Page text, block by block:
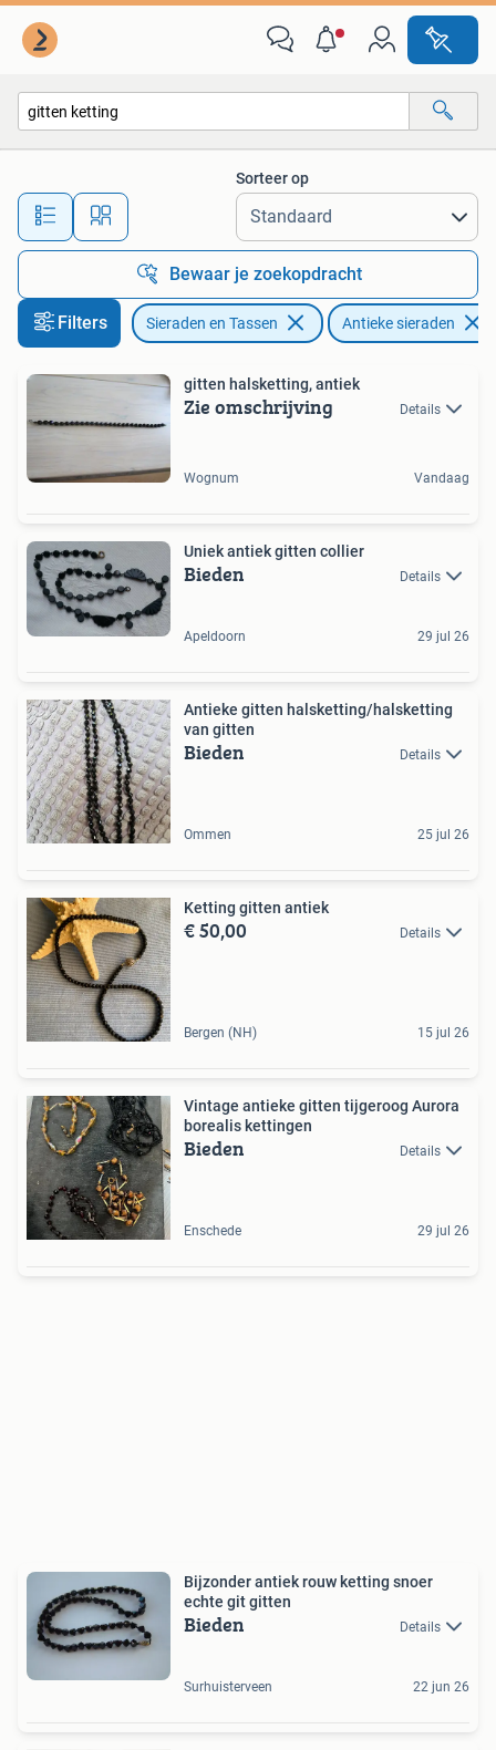
Alle afstanden…
Sorteer op
Bewaar je zoekopdracht
Filters Sieraden en Tassen Antieke sieraden
gitten halsketting, antiek
Zie omschrijving Details
Wognum Vandaag
Uniek antiek gitten collier
Bieden Details
Apeldoorn 29 jul 26
Antieke gitten halsketting/halsketting
van gitten
Bieden Details
Ommen 25 jul 26
Ketting gitten antiek
€ 50,00 Details
Bergen (NH) 15 jul 26
Vintage antieke gitten tijgeroog Aurora
borealis kettingen
Bieden Details
Enschede 29 jul 26
Bijzonder antiek rouw ketting snoer
echte git gitten
Bieden Details
Surhuisterveen 22 jun 26